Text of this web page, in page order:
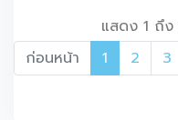
แสดง 1 ถึง
ก่อนหน้า
1 2 3